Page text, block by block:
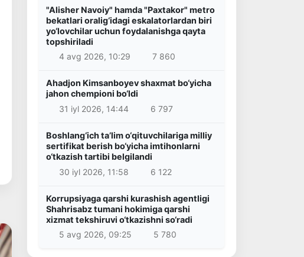
"Alisher Navoiy" hamda "Paxtakor" metro
bekatlari oralig‘idagi eskalatorlardan biri
yo‘lovchilar uchun foydalanishga qayta
topshiriladi
4 avg 2026, 10:29
7 860
Ahadjon Kimsanboyev shaxmat bo‘yicha
jahon chempioni bo‘ldi
31 iyl 2026, 14:44
6 797
Boshlang‘ich ta’lim o‘qituvchilariga milliy
sertifikat berish bo‘yicha imtihonlarni
o‘tkazish tartibi belgilandi
30 iyl 2026, 11:58
6 122
Korrupsiyaga qarshi kurashish agentligi
Shahrisabz tumani hokimiga qarshi
xizmat tekshiruvi o‘tkazishni so‘radi
5 avg 2026, 09:25
5 780